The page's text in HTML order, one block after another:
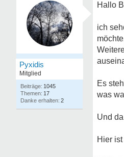
Pyxidis
Mitglied
1045
17
2
Hallo
ich
Es
was
Und
Hier